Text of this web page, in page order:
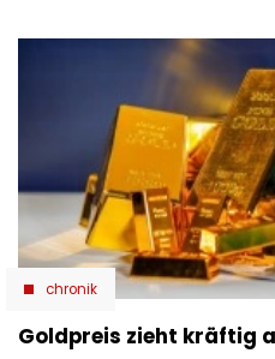
chronik
Goldpreis zieht kräftig